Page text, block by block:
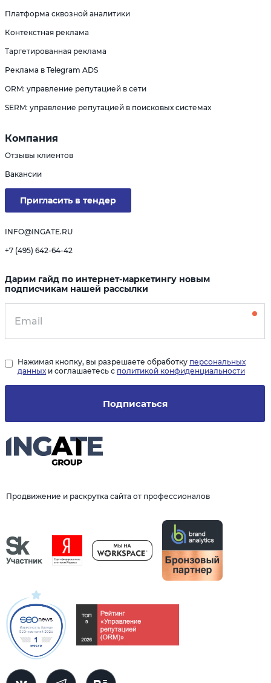
Продвижение и раскрутка сайта от профессионалов
Платформа сквозной аналитики
Контекстная реклама
Таргетированная реклама
Реклама в Telegram ADS
ORM: управление репутацией в сети
SERM: управление репутацией в поисковых системах
Компания
Отзывы клиентов
Вакансии
Пригласить в тендер
INFO@INGATE.RU
+7 (495) 642-64-42
Дарим гайд по интернет-маркетингу новым
подписчикам нашей рассылки
Подписаться
Нажимая кнопку, вы разрешаете обработку персональных
данных и соглашаетесь с политикой конфиденциальности